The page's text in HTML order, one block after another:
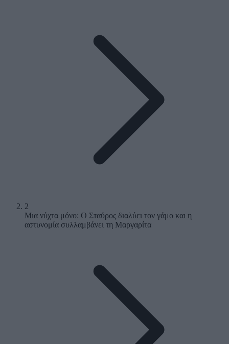
2
Μια νύχτα μόνο: Ο Σταύρος διαλύει τον γάμο και η
αστυνομία συλλαμβάνει τη Μαργαρίτα